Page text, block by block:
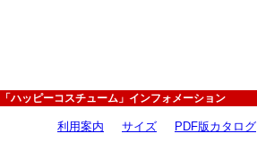
「ハッピーコスチューム」インフォメーション
利用案内 サイズ PDF版カタログ